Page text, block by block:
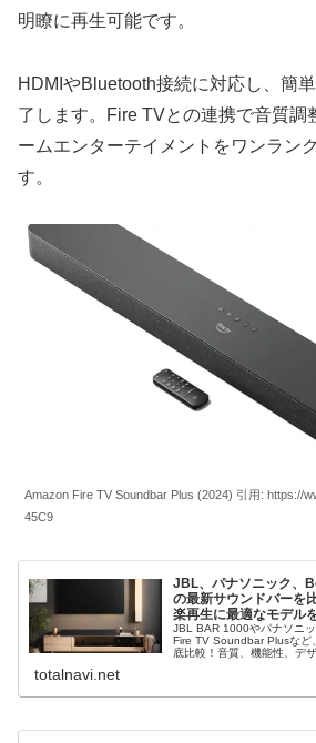
明瞭に再生可能です。
HDMIやBluetooth接続に対応し、簡
了します。Fire TVとの連携で音質調
ームエンターテイメントをワンラン
す。
Amazon Fire TV Soundbar Plus (2024) 引用: https://
45C9
JBL、パナソニック、
の最新サウンドバーを
楽再生に最適なモデル
JBL BAR 1000やパナソニ
Fire TV Soundbar Plusなど
底比較！音質、機能性、デ
totalnavi.net